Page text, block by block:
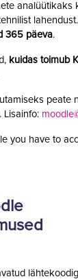
analüütikaks
lahendust.
365 päeva.
kuidas toimub
peate
Lisainfo:
you have to